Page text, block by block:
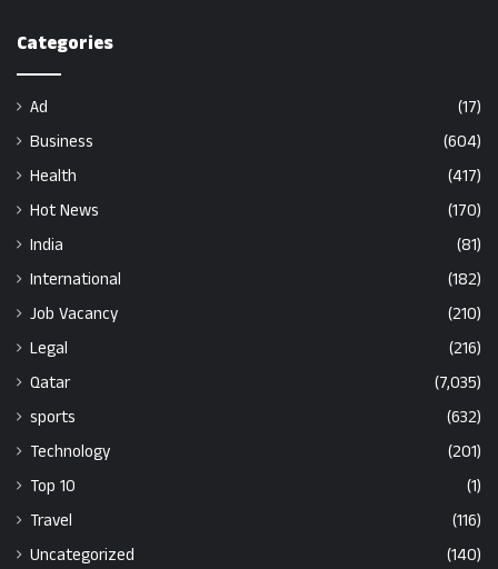
Categories
Ad
(17)
Business
(604)
Health
(417)
Hot News
(170)
India
(81)
International
(182)
Job Vacancy
(210)
Legal
(216)
Qatar
(7,035)
sports
(632)
Technology
(201)
Top 10
(1)
Travel
(116)
Uncategorized
(140)